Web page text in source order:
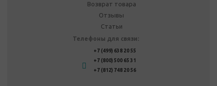
Возврат товара
Отзывы
Статьи
Телефоны для связи:
+7 (499) 638 20 55
+7 (800) 500 65 31
+7 (812) 748 20 56